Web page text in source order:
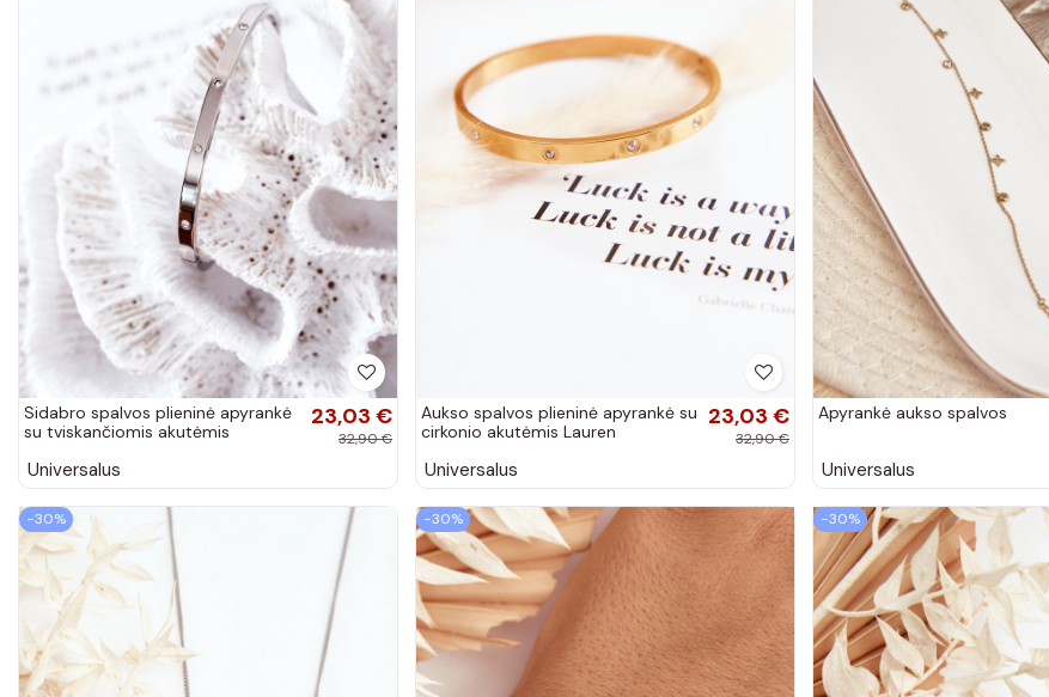
Sidabro spalvos plieninė apyrankė
su tviskančiomis akutėmis
23,03 €
32,90 €
Universalus
Aukso spalvos plieninė apyrankė su
cirkonio akutėmis Lauren
23,03 €
32,90 €
Universalus
Apyrankė aukso spalvos
Universalus
−30% −30% −30%